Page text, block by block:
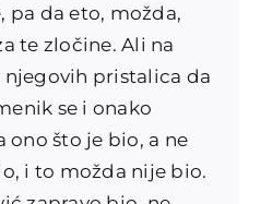
pa da eto, možda,
te zločine. Ali na
njegovih pristalica da
se i onako
ono što je bio, a ne
i to možda nije bio.